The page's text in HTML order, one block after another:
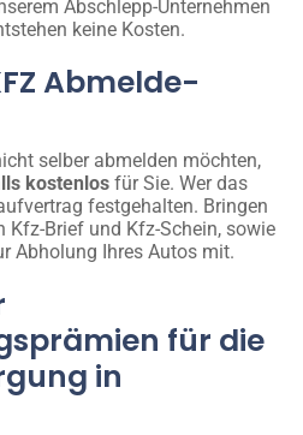
Abschlepp-Unternehmen
keine Kosten.
Abmelde-
selber abmelden möchten,
kostenlos für Sie. Wer das
festgehalten. Bringen
Kfz-Brief und Kfz-Schein, sowie
Abholung Ihres Autos mit.
für die
in